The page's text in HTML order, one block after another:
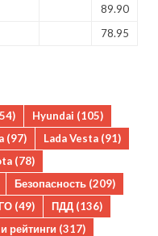
89.90
78.95
Hyundai (105)
(97) Lada Vesta (91)
(78)
Безопасность (209)
(49) ПДД (136)
рейтинги (317)